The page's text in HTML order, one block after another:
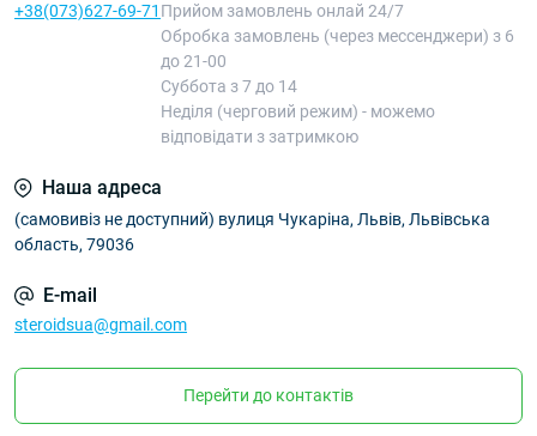
+38(073)627-69-71 Прийом замовлень онлай 24/7
Обробка замовлень (через мессенджери) з 6
до 21-00
Суббота з 7 до 14
Неділя (черговий режим) - можемо
відповідати з затримкою
Наша адреса
(самовивіз не доступний) вулиця Чукаріна, Львів, Львівська
область, 79036
E-mail
steroidsua@gmail.com
Перейти до контактів